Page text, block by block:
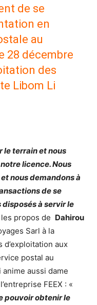
de se
en
au
28 décembre
des
Libom Li
le terrain et nous
licence. Nous
nous demandons à
de se
disposés à servir le
propos de Dahirou
Sarl à la
aux
postal au
aussi dame
FEEX : «
pouvoir obtenir le